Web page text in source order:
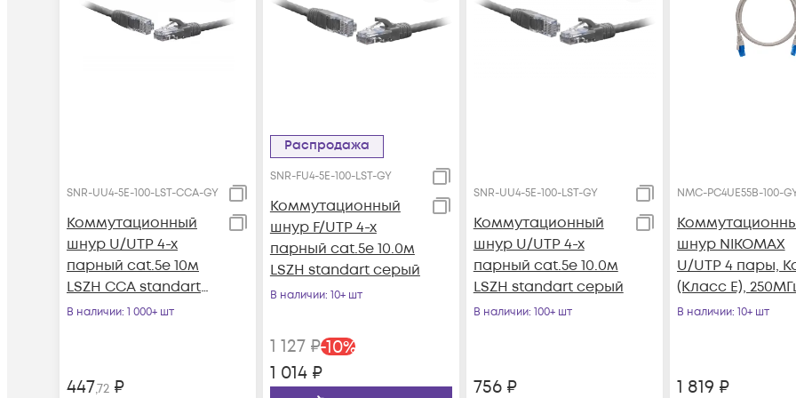
SNR-UU4-5E-100-LST-CCA-GY
Коммутационный
шнур U/UTP 4-х
парный cat.5e 10м
LSZH CCA standart
серый
В наличии: 1 000+ шт
447,72 ₽
Распродажа
SNR-FU4-5E-100-LST-GY
Коммутационный
шнур F/UTP 4-х
парный cat.5e 10.0м
LSZH standart серый
В наличии: 10+ шт
1 127₽-10%
1 014₽
SNR-UU4-5E-100-LST-GY
Коммутационный
шнур U/UTP 4-х
парный cat.5e 10.0м
LSZH standart серый
В наличии: 100+ шт
756₽
NMC-PC4UE55B-100-
шнур NIKOMAX
U/UTP 4 пары,
(Класс E),
2хRJ45/8P8C,
серый, 10м
В наличии: 10+ шт
1 819 ₽